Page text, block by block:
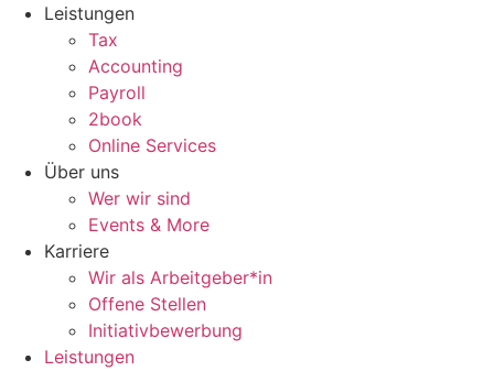
Zum
wechseln
Leistungen
Tax
Accounting
Payroll
2book
Online Services
Über uns
Wer wir sind
Events & More
Karriere
Wir als Arbeitgeber*in
Offene Stellen
Initiativbewerbung
Leistungen